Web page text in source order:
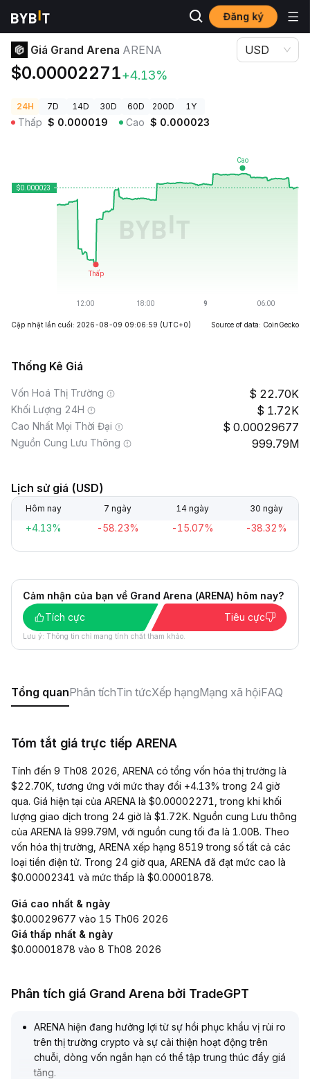
Đăng ký
Giá Tiền Điện Tử
Giá Grand Arena ARENA
$0.00002271+4.13%
USD
24H 7D 14D 30D 60D 200D 1Y
Thấp $ 0.000019 Cao $ 0.000023
Cập nhật lần cuối: 2026-08-09 09:06:59 (UTC+0) Source of data: CoinGecko
Thống Kê Giá
Vốn Hoá Thị Trường 22.70K
Khối Lượng 24H 1.72K
Cao Nhất Mọi Thời Đại 0.00029677
Nguồn Cung Lưu Thông 999.79M
Lịch sử giá (USD)
Hôm nay 7 ngày 14 ngày 30 ngày
+4.13% -58.23% -15.07% -38.32%
Cảm nhận của bạn về Grand Arena (ARENA) hôm nay?
Tích cực
Tiêu cực
Lưu ý: Thông tin chỉ mang tính chất tham khảo.
Tổng quanPhân tíchTin tứcXếp hạngMạng xã hộiFAQ
Tóm tắt giá trực tiếp ARENA
Tính đến 9 Th08 2026, ARENA có tổng vốn hóa thị trường là
$22.70K, tương ứng với mức thay đổi +4.13% trong 24 giờ
qua. Giá hiện tại của ARENA là $0.00002271, trong khi khối
lượng giao dịch trong 24 giờ là $1.72K. Nguồn cung Lưu thông
của ARENA là 999.79M, với nguồn cung tối đa là 1.00B. Theo
vốn hóa thị trường, ARENA xếp hạng 8519 trong số tất cả các
loại tiền điện tử. Trong 24 giờ qua, ARENA đã đạt mức cao là
$0.00002341 và mức thấp là $0.00001878.
Giá cao nhất & ngày
$0.00029677 vào 15 Th06 2026
Giá thấp nhất & ngày
$0.00001878 vào 8 Th08 2026
Phân tích giá Grand Arena bởi TradeGPT
ARENA hiện đang hưởng lợi từ sự hồi phục khẩu vị rủi ro
trên thị trường crypto và sự cải thiện hoạt động trên
chuỗi, dòng vốn ngắn hạn có thể tập trung thúc đẩy giá
tăng.